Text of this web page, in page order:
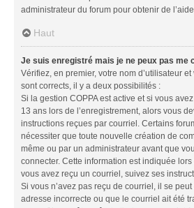
administrateur du forum pour obtenir de
Haut
Je suis enregistré mais je ne peux pas me
Vérifiez, en premier, votre nom d’utilisateur et
sont corrects, il y a deux possibilités :
Si la gestion COPPA est active et si vous
13 ans lors de l’enregistrement, alors vous
instructions reçues par courriel. Certains
nécessiter que toute nouvelle création de
même ou par un administrateur avant que
connecter. Cette information est indiquée lors
vous avez reçu un courriel, suivez ses
Si vous n’avez pas reçu de courriel, il se
adresse incorrecte ou que le courriel ait été